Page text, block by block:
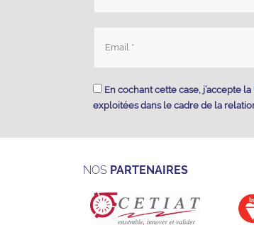
En cochant cette case, j’accepte la
exploitées dans le cadre de la
NOS PARTENAIRES